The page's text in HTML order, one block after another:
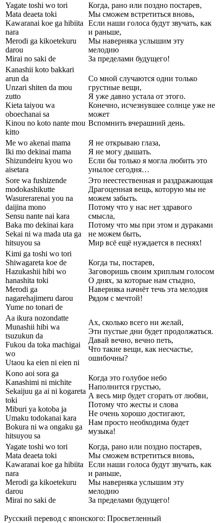
Yagate toshi wo tori
Mata deaeta toki
Kawaranai koe ga hibiita
nara
Merodi ga kikoetekuru
darou
Mirai no saki de
Когда, рано или поздно постарев,
Мы сможем встретиться вновь,
Если наши голоса будут звучать, как
и раньше,
Мы наверняка услышим эту
мелодию
За пределами будущего!
Kanashii koto bakkari
arun da
Unzari shiten da mou
zutto
Kieta taiyou wa
oboechanai sa
Kinou no koto nante mou
kitto
Со мной случаются одни только
грустные вещи,
Я уже давно устала от этого.
Конечно, исчезнувшее солнце уже не
может
Вспомнить вчерашний день.
Me wo akenai mama
Iki mo dekinai mama
Shizundeiru kyou wo
aisetara
Я не открываю глаза,
Я не могу дышать.
Если бы только я могла любить это
унылое сегодня…
Sore wa fushizende
modokashikutte
Wasurerarenai you na
daijina mono
Sensu nante nai kara
Baka mo dekinai kara
Sekai ni wa mada uta ga
hitsuyou sa
Это неестественная и раздражающая
Драгоценная вещь, которую мы не
можем забыть.
Потому что у нас нет здравого
смысла,
Потому что мы при этом и дураками
не можем быть,
Мир всё ещё нуждается в песнях!
Kimi ga toshi wo tori
Shiwagareta koe de
Hazukashii hibi wo
hanashita toki
Merodi ga
nagarehajimeru darou
Yume no tonari de
Когда ты, постарев,
Заговоришь своим хриплым голосом
О днях, за которые нам стыдно,
Наверняка начнёт течь эта мелодия
Рядом с мечтой!
Aa ikura nozondatte
Munashii hibi wa
tsuzukun da
Fukou da toka machigai
wo
Utaou ka eien ni eien ni
Ах, сколько всего ни желай,
Эти пустые дни будет продолжаться.
Давай вечно, вечно петь,
Что такие вещи, как несчастье,
ошибочны?
Kono aoi sora ga
Kanashimi ni michite
Sekaijuu ga ai ni kogareta
toki
Miburi ya kotoba ja
Umaku todokanai kara
Bokura ni wa ongaku ga
hitsuyou sa
Когда это голубое небо
Наполнится грустью,
А весь мир будет сгорать от любви,
Потому что жесты и слова
Не очень хорошо достигают,
Нам просто необходима будет
музыка!
Yagate toshi wo tori
Mata deaeta toki
Kawaranai koe ga hibiita
nara
Merodi ga kikoetekuru
darou
Mirai no saki de
Когда, рано или поздно постарев,
Мы сможем встретиться вновь,
Если наши голоса будут звучать, как
и раньше,
Мы наверняка услышим эту
мелодию
За пределами будущего!
Русский перевод с японского: Просветленный